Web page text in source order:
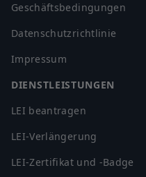
Geschäftsbedingungen
Datenschutzrichtlinie
Impressum
DIENSTLEISTUNGEN
LEI beantragen
LEI-Verlängerung
LEI-Zertifikat und -Badge